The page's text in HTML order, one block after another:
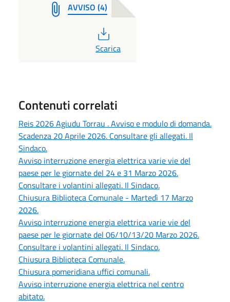
AVVISO (4)
PDF
Scarica
Contenuti correlati
Reis 2026 Agiudu Torrau . Avviso e modulo di domanda.
Scadenza 20 Aprile 2026. Consultare gli allegati. Il
Sindaco.
Avviso interruzione energia elettrica varie vie del
paese per le giornate del 24 e 31 Marzo 2026.
Consultare i volantini allegati. Il Sindaco.
Chiusura Biblioteca Comunale - Martedì 17 Marzo
2026.
Avviso interruzione energia elettrica varie vie del
paese per le giornate del 06/10/13/20 Marzo 2026.
Consultare i volantini allegati. Il Sindaco.
Chiusura Biblioteca Comunale.
Chiusura pomeridiana uffici comunali.
Avviso interruzione energia elettrica nel centro
abitato.